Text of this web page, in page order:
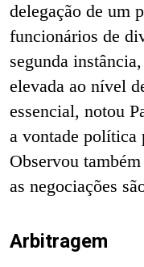
delegação de um
funcionários de
segunda
elevada ao nível
essencial, notou
a vontade política
Observou
as negociações
Arbitragem